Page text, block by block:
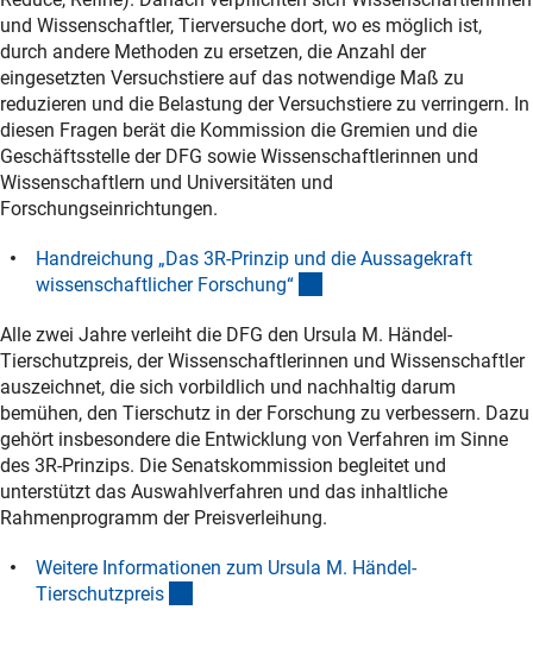
und Wissenschaftler, Tierversuche dort, wo es möglich ist,
durch andere Methoden zu ersetzen, die Anzahl der
eingesetzten Versuchstiere auf das notwendige Maß zu
reduzieren und die Belastung der Versuchstiere zu verringern. In
diesen Fragen berät die Kommission die Gremien und die
Geschäftsstelle der DFG sowie Wissenschaftlerinnen und
Wissenschaftlern und Universitäten und
Forschungseinrichtungen.
Handreichung „Das 3R-Prinzip und die Aussagekraft
wissenschaftlicher Forschung“
Alle zwei Jahre verleiht die DFG den Ursula M. Händel-
Tierschutzpreis, der Wissenschaftlerinnen und Wissenschaftler
auszeichnet, die sich vorbildlich und nachhaltig darum
bemühen, den Tierschutz in der Forschung zu verbessern. Dazu
gehört insbesondere die Entwicklung von Verfahren im Sinne
des 3R-Prinzips. Die Senatskommission begleitet und
unterstützt das Auswahlverfahren und das inhaltliche
Rahmenprogramm der Preisverleihung.
Weitere Informationen zum Ursula M. Händel-
Tierschutzpreis